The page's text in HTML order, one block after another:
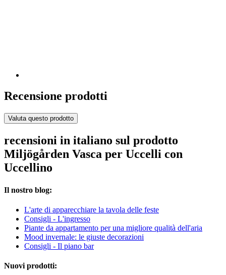
Recensione prodotti
Valuta questo prodotto
recensioni in italiano sul prodotto
Miljögården Vasca per Uccelli con
Uccellino
Il nostro blog:
L'arte di apparecchiare la tavola delle feste
Consigli - L'ingresso
Piante da appartamento per una migliore qualità dell'aria
Mood invernale: le giuste decorazioni
Consigli - Il piano bar
Nuovi prodotti: